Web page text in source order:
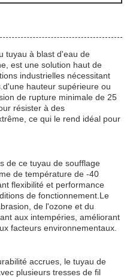
tuyau à blast d'eau de
est une solution haut de
industrielles nécessitant
hauteur supérieure ou
de rupture minimale de 25
résister à des
ce qui le rend idéal pour
de ce tuyau de soufflage
de température de -40
flexibilité et performance
de fonctionnement.Le
de l'ozone et du
aux intempéries, améliorant
facteurs environnementaux.
accrues, le tuyau de
plusieurs tresses de fil